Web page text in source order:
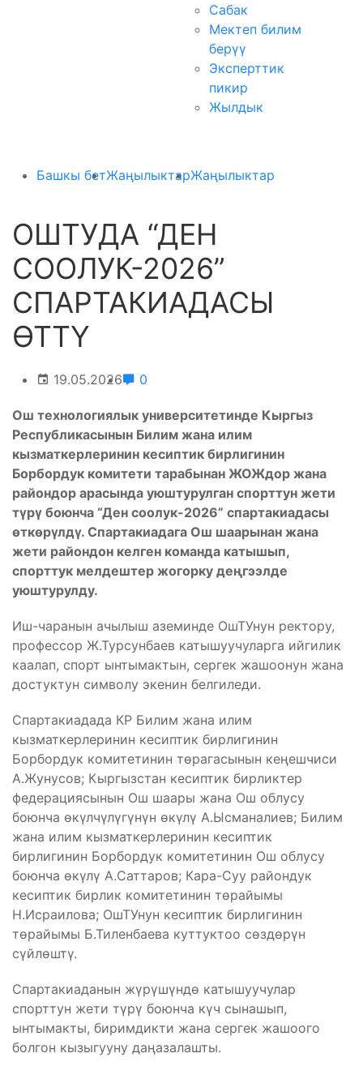
Сабак
Мектеп билим
берүү
Эксперттик
пикир
Жылдык
Башкы бетЖаңылыктарЖаңылыктар
ОШТУДА “ДЕН
СООЛУК-2026”
СПАРТАКИАДАСЫ
ӨТТҮ
19.05.2026 0
Ош технологиялык университетинде Кыргыз
Республикасынын Билим жана илим
кызматкерлеринин кесиптик бирлигинин
Борбордук комитети тарабынан ЖОЖдор жана
райондор арасында уюштурулган спорттун жети
түрү боюнча “Ден соолук-2026” спартакиадасы
өткөрүлдү. Спартакиадага Ош шаарынан жана
жети райондон келген команда катышып,
спорттук мелдештер жогорку деңгээлде
уюштурулду.
Иш-чаранын ачылыш аземинде ОшТУнун ректору,
профессор Ж.Турсунбаев катышуучуларга ийгилик
каалап, спорт ынтымактын, сергек жашоонун жана
достуктун символу экенин белгиледи.
Спартакиадада КР Билим жана илим
кызматкерлеринин кесиптик бирлигинин
Борбордук комитетинин төрагасынын кеңешчиси
А.Жунусов; Кыргызстан кесиптик бирликтер
федерациясынын Ош шаары жана Ош облусу
боюнча өкүлчүлүгүнүн өкүлү А.Ысманалиев; Билим
жана илим кызматкерлеринин кесиптик
бирлигинин Борбордук комитетинин Ош облусу
боюнча өкүлү А.Саттаров; Кара-Суу райондук
кесиптик бирлик комитетинин төрайымы
Н.Исраилова; ОшТУнун кесиптик бирлигинин
төрайымы Б.Тиленбаева куттуктоо сөздөрүн
сүйлөштү.
Спартакиаданын жүрүшүндө катышуучулар
спорттун жети түрү боюнча күч сынашып,
ынтымакты, биримдикти жана сергек жашоого
болгон кызыгууну даңазалашты.